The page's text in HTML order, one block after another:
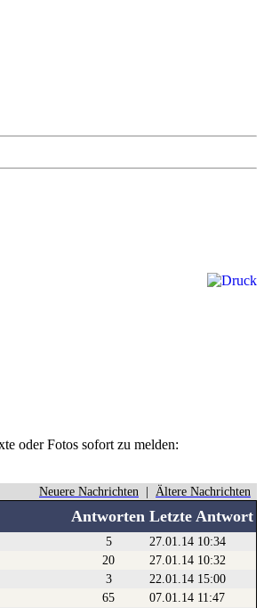
oder Fotos sofort zu melden:
Neuere Nachrichten Ältere Nachrichten
Antworten Letzte Antwort
5
27.01.14 10:34
20
27.01.14 10:32
3
22.01.14 15:00
65
07.01.14 11:47